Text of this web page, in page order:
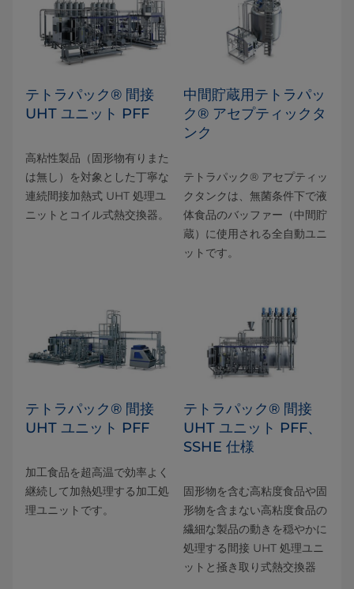
テトラパック® 間接
UHT ユニット PFF
高粘性製品（固形物有りまた
は無し）を対象とした丁寧な
連続間接加熱式 UHT 処理ユ
ニットとコイル式熱交換器。
中間貯蔵用テトラパッ
ク® アセプティックタ
ンク
テトラパック® アセプティッ
クタンクは、無菌条件下で液
体食品のバッファー（中間貯
蔵）に使用される全自動ユニ
ットです。
テトラパック® 間接
UHT ユニット PFF
加工食品を超高温で効率よく
継続して加熱処理する加工処
理ユニットです。
テトラパック® 間接
UHT ユニット PFF、
SSHE 仕様
固形物を含む高粘度食品や固
形物を含まない高粘度食品の
繊細な製品の動きを穏やかに
処理する間接 UHT 処理ユニ
ットと掻き取り式熱交換器